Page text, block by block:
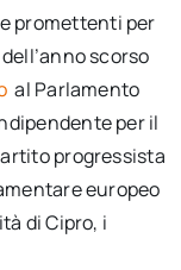
promettenti per
scorso
al Parlamento
per il
progressista
europeo
di Cipro, i